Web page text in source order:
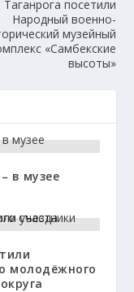
Таганрога посетили
Народный военно-
музейный
«Самбекские
высоты»
в музее
молодёжного